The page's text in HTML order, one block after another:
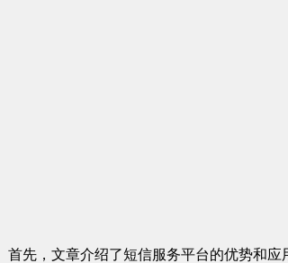
先，文章介绍了短信服务平台的优势和